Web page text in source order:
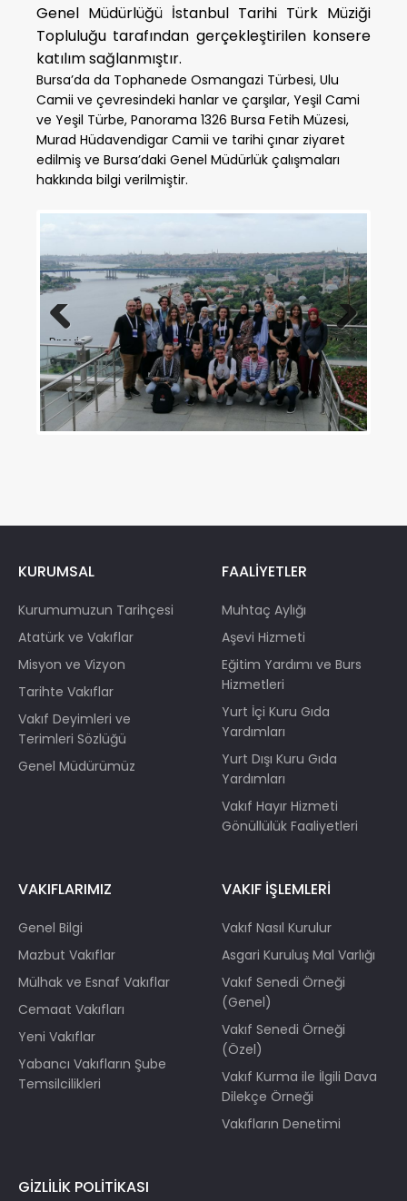
Genel Müdürlüğü İstanbul Tarihi Türk Müziği
Topluluğu tarafından gerçekleştirilen konsere
katılım sağlanmıştır.
Bursa’da da Tophanede Osmangazi Türbesi, Ulu
Camii ve çevresindeki hanlar ve çarşılar, Yeşil Cami
ve Yeşil Türbe, Panorama 1326 Bursa Fetih Müzesi,
Murad Hüdavendigar Camii ve tarihi çınar ziyaret
edilmiş ve Bursa’daki Genel Müdürlük çalışmaları
hakkında bilgi verilmiştir.
Previous Next
KURUMSAL
Kurumumuzun Tarihçesi
Atatürk ve Vakıflar
Misyon ve Vizyon
Tarihte Vakıflar
Vakıf Deyimleri ve
Terimleri Sözlüğü
Genel Müdürümüz
FAALİYETLER
Muhtaç Aylığı
Aşevi Hizmeti
Eğitim Yardımı ve Burs
Hizmetleri
Yurt İçi Kuru Gıda
Yardımları
Yurt Dışı Kuru Gıda
Yardımları
Vakıf Hayır Hizmeti
Gönüllülük Faaliyetleri
VAKIFLARIMIZ
Genel Bilgi
Mazbut Vakıflar
Mülhak ve Esnaf Vakıflar
Cemaat Vakıfları
Yeni Vakıflar
Yabancı Vakıfların Şube
Temsilcilikleri
VAKIF İŞLEMLERİ
Vakıf Nasıl Kurulur
Asgari Kuruluş Mal Varlığı
Vakıf Senedi Örneği
(Genel)
Vakıf Senedi Örneği
(Özel)
Vakıf Kurma ile İlgili Dava
Dilekçe Örneği
Vakıfların Denetimi
GİZLİLİK POLİTİKASI